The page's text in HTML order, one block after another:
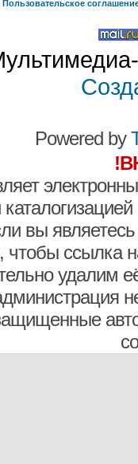
Пользовательское
Powered by
вы являетесь
ссылка
удалим